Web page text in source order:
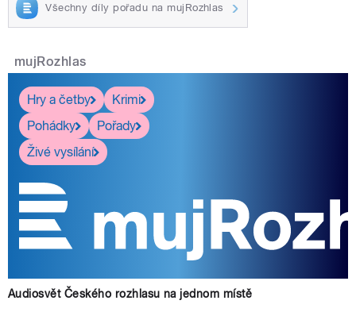
Všechny díly pořadu na mujRozhlas
mujRozhlas
Hry a četby
Krimi
Pohádky
Pořady
Živé vysílání
Audiosvět Českého rozhlasu na jednom místě